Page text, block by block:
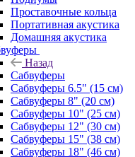
Проставочные кольца
Портативная акустика
Домашняя акустика
Назад
Сабвуферы
Сабвуферы 6.5" (15 см)
Сабвуферы 8" (20 см)
Сабвуферы 10" (25 см)
Сабвуферы 12" (30 см)
Сабвуферы 15" (38 см)
Сабвуферы 18" (46 см)